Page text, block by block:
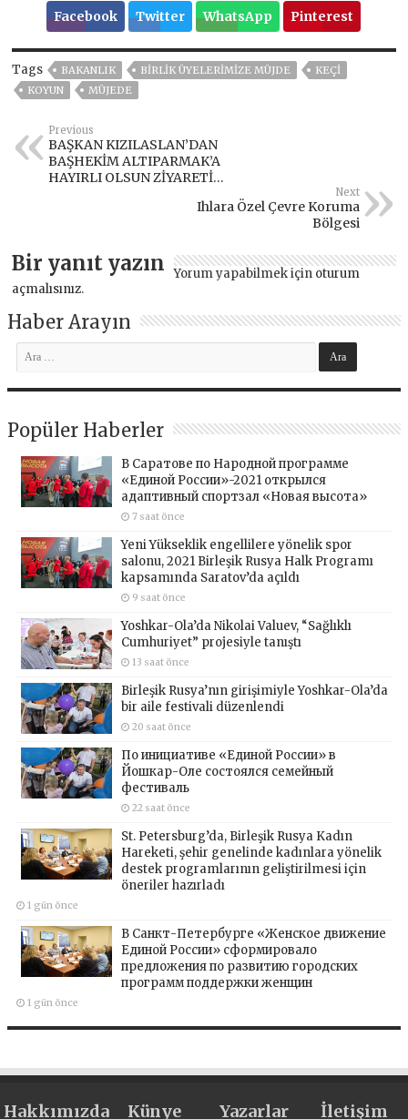
Facebook Twitter WhatsApp Pinterest
Tags BAKANLIK BIRLIK ÜYELERIMIZE MÜJDE
KEÇİ
KOYUN
MÜJEDE
Previous
BAŞKAN KIZILASLAN’DAN
BAŞHEKİM ALTIPARMAK’A
HAYIRLI OLSUN ZİYARETİ…
Next
Ihlara Özel Çevre Koruma
Bölgesi
Bir yanıt yazın Yorum yapabilmek için oturum
açmalısınız.
Haber Arayın
Popüler Haberler
В Саратове по Народной программе
«Единой России»-2021 открылся
адаптивный спортзал «Новая высота»
7 saat önce
Yeni Yükseklik engellilere yönelik spor
salonu, 2021 Birleşik Rusya Halk Programı
kapsamında Saratov’da açıldı
9 saat önce
Yoshkar-Ola’da Nikolai Valuev, “Sağlıklı
Cumhuriyet” projesiyle tanıştı
13 saat önce
Birleşik Rusya’nın girişimiyle Yoshkar-Ola’da
bir aile festivali düzenlendi
20 saat önce
По инициативе «Единой России» в
Йошкар-Оле состоялся семейный
фестиваль
22 saat önce
St. Petersburg’da, Birleşik Rusya Kadın
Hareketi, şehir genelinde kadınlara yönelik
destek programlarının geliştirilmesi için
öneriler hazırladı
1 gün önce
В Санкт-Петербурге «Женское движение
Единой России» сформировало
предложения по развитию городских
программ поддержки женщин
1 gün önce
Hakkımızda Künye Yazarlar İletişim